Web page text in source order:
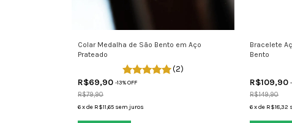
Colar Medalha de São Bento em Aço
Prateado
(2)
R$69,90 -13% OFF
R$79,90
6xde R$11,65 sem juros
Bracelete
Bento
R$109,90-
R$149,90
6xde R$18,32